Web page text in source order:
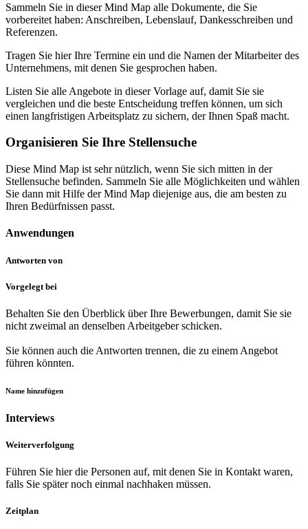
Sammeln Sie in dieser Mind Map alle Dokumente, die Sie
vorbereitet haben: Anschreiben, Lebenslauf, Dankesschreiben und
Referenzen.
Tragen Sie hier Ihre Termine ein und die Namen der Mitarbeiter des
Unternehmens, mit denen Sie gesprochen haben.
Listen Sie alle Angebote in dieser Vorlage auf, damit Sie sie
vergleichen und die beste Entscheidung treffen können, um sich
einen langfristigen Arbeitsplatz zu sichern, der Ihnen Spaß macht.
Organisieren Sie Ihre Stellensuche
Diese Mind Map ist sehr nützlich, wenn Sie sich mitten in der
Stellensuche befinden. Sammeln Sie alle Möglichkeiten und wählen
Sie dann mit Hilfe der Mind Map diejenige aus, die am besten zu
Ihren Bedürfnissen passt.
Anwendungen
Antworten von
Vorgelegt bei
Behalten Sie den Überblick über Ihre Bewerbungen, damit Sie sie
nicht zweimal an denselben Arbeitgeber schicken.
Sie können auch die Antworten trennen, die zu einem Angebot
führen könnten.
Name hinzufügen
Interviews
Weiterverfolgung
Führen Sie hier die Personen auf, mit denen Sie in Kontakt waren,
falls Sie später noch einmal nachhaken müssen.
Zeitplan